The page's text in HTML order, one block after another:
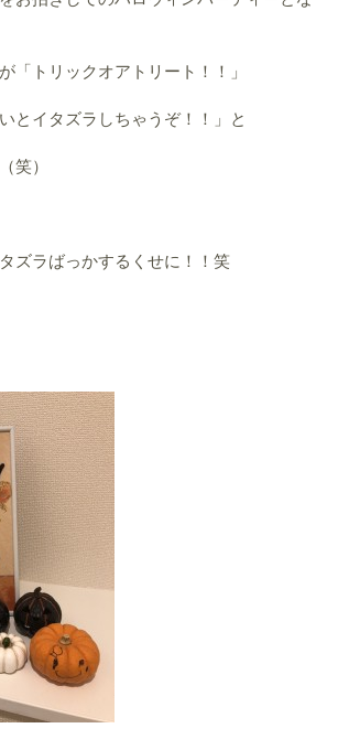
「トリックオアトリート！！」
とイタズラしちゃうぞ！！」と
笑）
ズラばっかするくせに！！笑